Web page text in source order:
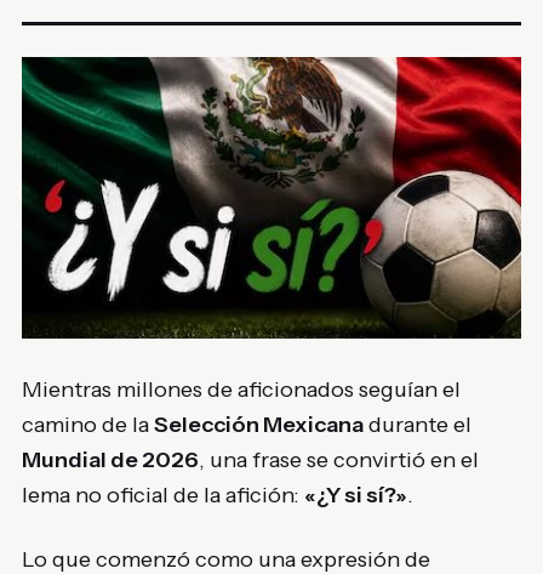
Mientras millones de aficionados seguían el
camino de laSelección Mexicanadurante el
Mundial de 2026, una frase se convirtió en el
lema no oficial de la afición: «¿Y si sí?».
Lo que comenzó como una expresión de